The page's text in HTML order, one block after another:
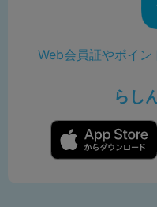
Web会員証やポイ
らし